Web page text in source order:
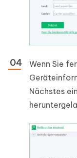
Wenn Sie
Nächstes